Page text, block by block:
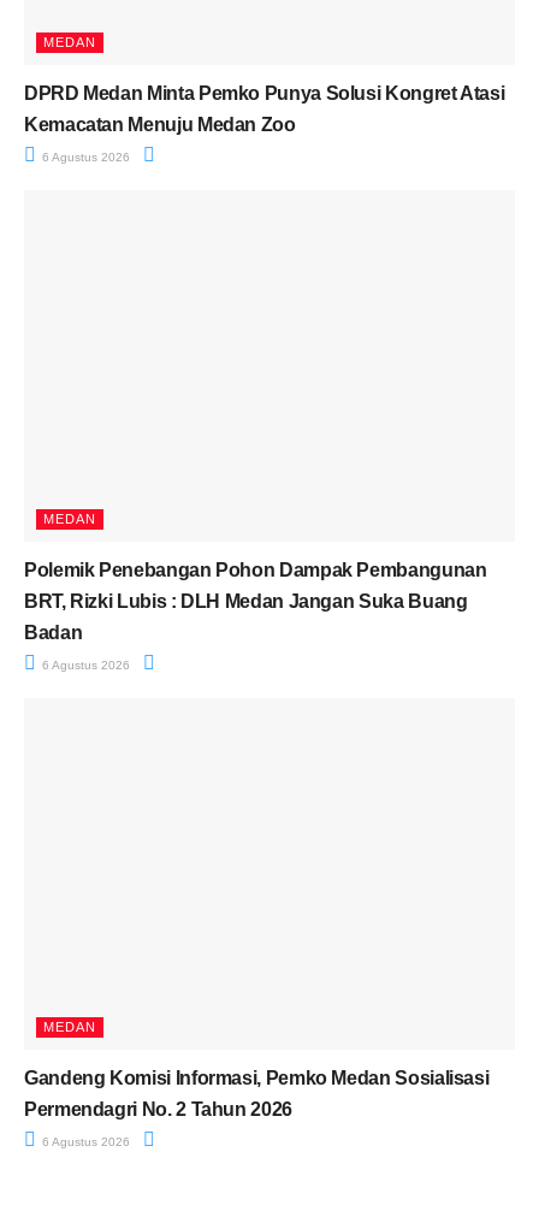
MEDAN
DPRD Medan Minta Pemko Punya Solusi Kongret Atasi
Kemacatan Menuju Medan Zoo
6 Agustus 2026
MEDAN
Polemik Penebangan Pohon Dampak Pembangunan
BRT, Rizki Lubis : DLH Medan Jangan Suka Buang
Badan
6 Agustus 2026
MEDAN
Gandeng Komisi Informasi, Pemko Medan Sosialisasi
Permendagri No. 2 Tahun 2026
6 Agustus 2026